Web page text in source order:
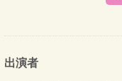
出演者